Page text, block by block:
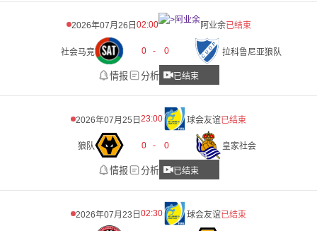
2026年07月26日 02:00 阿业余已结束
社会马竞 0 - 0 拉科鲁尼亚狼队
情报 分析 已结束
2026年07月25日 23:00 球会友谊已结束
狼队 0 - 0 皇家社会
情报 分析 已结束
2026年07月23日 02:30 球会友谊已结束